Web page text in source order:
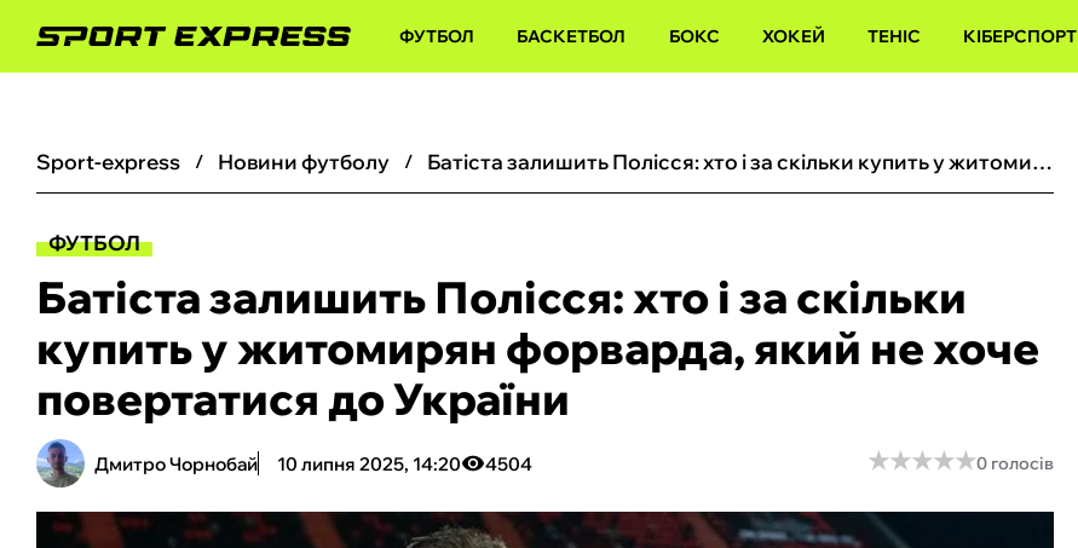
ФУТБОЛ БАСКЕТБОЛ БОКС ХОКЕЙ ТЕНІС КІБЕРСПОРТ
sport-express новини футболу Батіста залишить Полісся: хто і за скільки купить у житомирян форварда, який не хоче повертатися до України
ФУТБОЛ
Батіста залишить Полісся: хто і за скільки
купить у житомирян форварда, який не хоче
повертатися до України
Дмитро Чорнобай 10 липня 2025, 14:20 4504 ★★★★★
★★★★★0 голосів